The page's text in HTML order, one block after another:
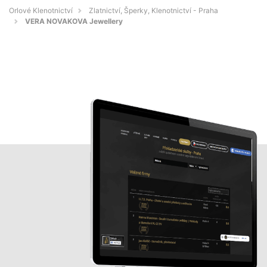
Orlové Klenotnictví
Zlatnictví, Šperky, Klenotnictví - Praha
VERA NOVAKOVA Jewellery